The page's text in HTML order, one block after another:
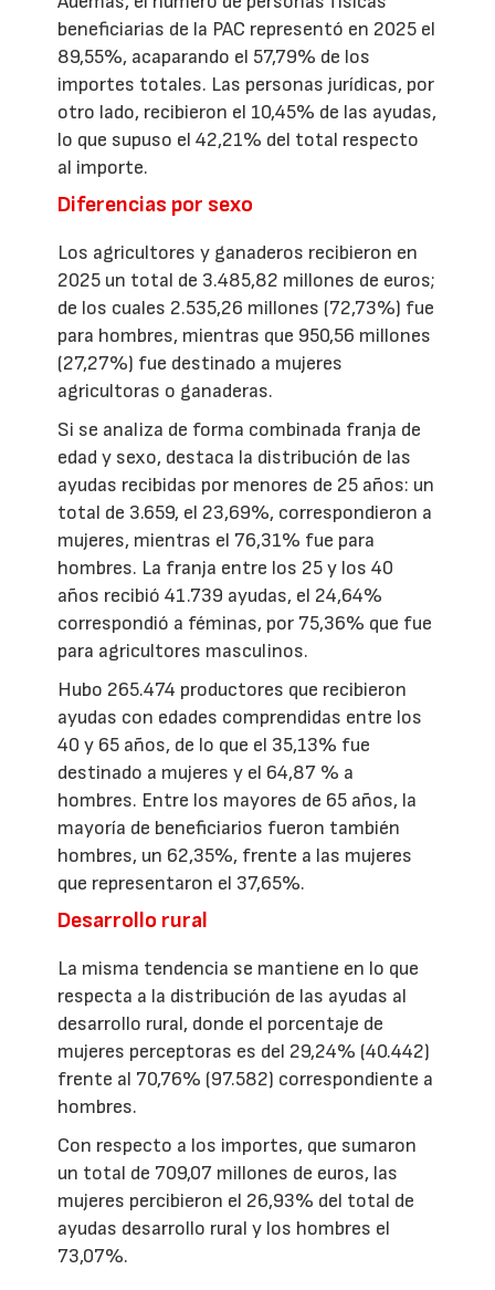
beneficiarias de la PAC representó en 2025 el
89,55%, acaparando el 57,79% de los
importes totales. Las personas jurídicas, por
otro lado, recibieron el 10,45% de las ayudas,
lo que supuso el 42,21% del total respecto
al importe.
Diferencias por sexo
Los agricultores y ganaderos recibieron en
2025 un total de 3.485,82 millones de euros;
de los cuales 2.535,26 millones (72,73%) fue
para hombres, mientras que 950,56 millones
(27,27%) fue destinado a mujeres
agricultoras o ganaderas.
Si se analiza de forma combinada franja de
edad y sexo, destaca la distribución de las
ayudas recibidas por menores de 25 años: un
total de 3.659, el 23,69%, correspondieron a
mujeres, mientras el 76,31% fue para
hombres. La franja entre los 25 y los 40
años recibió 41.739 ayudas, el 24,64%
correspondió a féminas, por 75,36% que fue
para agricultores masculinos.
Hubo 265.474 productores que recibieron
ayudas con edades comprendidas entre los
40 y 65 años, de lo que el 35,13% fue
destinado a mujeres y el 64,87 % a
hombres. Entre los mayores de 65 años, la
mayoría de beneficiarios fueron también
hombres, un 62,35%, frente a las mujeres
que representaron el 37,65%.
Desarrollo rural
La misma tendencia se mantiene en lo que
respecta a la distribución de las ayudas al
desarrollo rural, donde el porcentaje de
mujeres perceptoras es del 29,24% (40.442)
frente al 70,76% (97.582) correspondiente a
hombres.
Con respecto a los importes, que sumaron
un total de 709,07 millones de euros, las
mujeres percibieron el 26,93% del total de
ayudas desarrollo rural y los hombres el
73,07%.